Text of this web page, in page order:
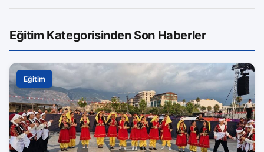
Eğitim Kategorisinden Son Haberler
Eğitim